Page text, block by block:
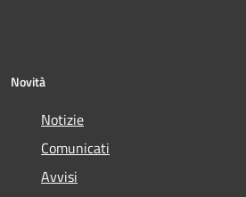
Novità
Notizie
Comunicati
Avvisi